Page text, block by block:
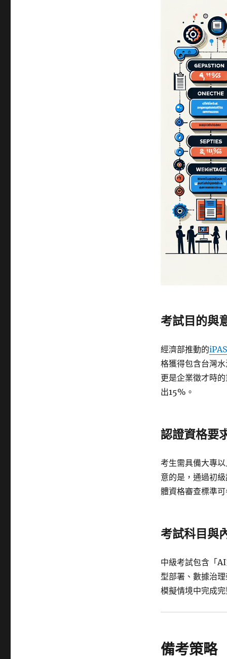
考試目的與
經濟部推動的
格獲得包含台灣
更是企業徵才時
出15%。
認證資格要
考生需具備大專
意的是，通過初
體資格審查標準
考試科目與
中級考試包含「
型部署、數據治
模擬情境中完成
備考策略